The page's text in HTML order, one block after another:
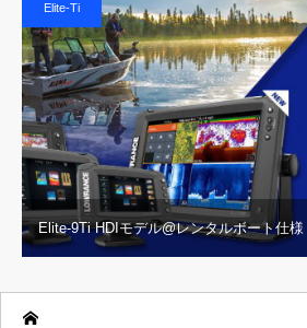
Elite-Ti
Elite-9Ti HDIモデル@レンタルボート仕様